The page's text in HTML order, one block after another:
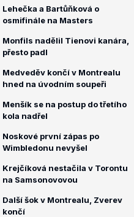
Lehečka a Bartůňková o
osmifinále na Masters
Monfils nadělil Tienovi kanára,
přesto padl
Medveděv končí v Montrealu
hned na úvodním soupeři
Menšík se na postup do třetího
kola nadřel
Noskové první zápas po
Wimbledonu nevyšel
Krejčíková nestačila v Torontu
na Samsonovovou
Další šok v Montrealu, Zverev
končí